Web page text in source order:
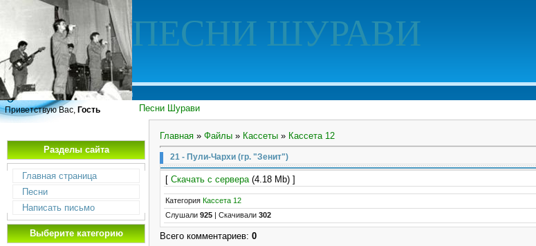
ПЕСНИ ШУРАВИ
Песни Шурави
Приветствую Вас, Гость
Разделы сайта
Главная страница
Песни
Написать письмо
Выберите категорию
Главная » Файлы » Кассеты » Кассета 12
21 - Пули-Чархи (гр. "Зенит")
[ Скачать с сервера(4.18 Mb) ]
Категория Кассета 12
Слушали 925 Скачивали 302
Всего комментариев: 0